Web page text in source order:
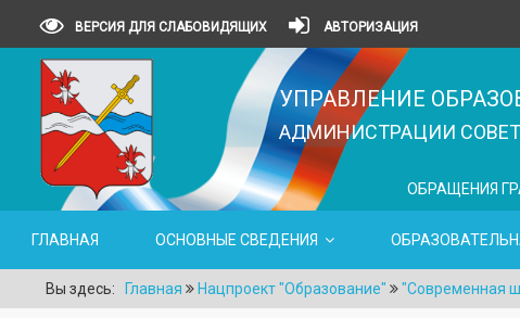
ВЕРСИЯ ДЛЯ СЛАБОВИДЯЩИХ АВТОРИЗАЦИЯ
УПРАВЛЕНИЕ
АДМИНИСТРАЦИИ
ОБРАЩЕНИЯ
ГЛАВНАЯ ОСНОВНЫЕ СВЕДЕНИЯ
Вы здесь: Главная Нацпроект "Образование" "Современная